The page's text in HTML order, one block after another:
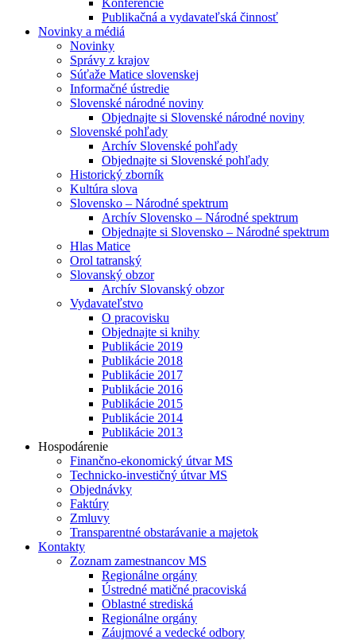
Konferencie
Publikačná a vydavateľská činnosť
Novinky a médiá
Novinky
Správy z krajov
Súťaže Matice slovenskej
Informačné ústredie
Slovenské národné noviny
Objednajte si Slovenské národné noviny
Slovenské pohľady
Archív Slovenské pohľady
Objednajte si Slovenské pohľady
Historický zborník
Kultúra slova
Slovensko – Národné spektrum
Archív Slovensko – Národné spektrum
Objednajte si Slovensko – Národné spektrum
Hlas Matice
Orol tatranský
Slovanský obzor
Archív Slovanský obzor
Vydavateľstvo
O pracovisku
Objednajte si knihy
Publikácie 2019
Publikácie 2018
Publikácie 2017
Publikácie 2016
Publikácie 2015
Publikácie 2014
Publikácie 2013
Hospodárenie
Finančno-ekonomický útvar MS
Technicko-investičný útvar MS
Objednávky
Faktúry
Zmluvy
Transparentné obstarávanie a majetok
Kontakty
Zoznam zamestnancov MS
Regionálne orgány
Ústredné matičné pracoviská
Oblastné strediská
Regionálne orgány
Záujmové a vedecké odbory